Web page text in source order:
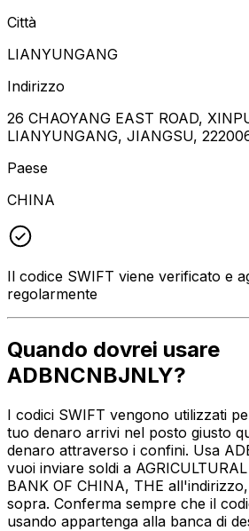
Città
LIANYUNGANG
Indirizzo
26 CHAOYANG EAST ROAD,
LIANYUNGANG, JIANGSU,
Paese
CHINA
Il codice SWIFT viene verificato e
regolarmente
Quando dovrei usare
ADBNCNBJNLY?
I codici SWIFT vengono utilizzati
tuo denaro arrivi nel posto giusto
denaro attraverso i confini. Usa
vuoi inviare soldi a
BANK OF CHINA, THE
sopra. Conferma sempre che il
usando appartenga alla banca di